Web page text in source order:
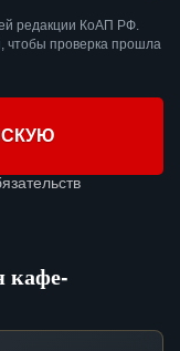
редакции КоАП РФ.
чтобы проверка прошла
кафе-